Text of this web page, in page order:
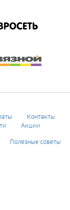
Контакты
Акции
Полезные советы